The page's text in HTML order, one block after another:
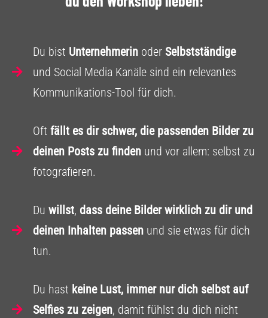
Du bist Unternehmerin oder Selbstständige
und Social Media Kanäle sind ein relevantes
Kommunikations-Tool für dich.
Oft fällt es dir schwer, die passenden Bilder zu
deinen Posts zu finden und vor allem: selbst zu
fotografieren.
Du willst, dass deine Bilder wirklich zu dir und
deinen Inhalten passen und sie etwas für dich
tun.
Du hast keine Lust, immer nur dich selbst auf
Selfies zu zeigen, damit fühlst du dich nicht